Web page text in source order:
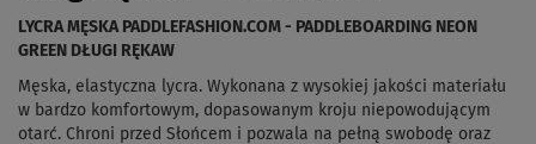
LYCRA MĘSKA PADDLEFASHION.COM - PADDLEBOARDING NEON
GREEN DŁUGI RĘKAW
Męska, elastyczna lycra. Wykonana z wysokiej jakości materiału
w bardzo komfortowym, dopasowanym kroju niepowodującym
otarć. Chroni przed Słońcem i pozwala na pełną swobodę oraz